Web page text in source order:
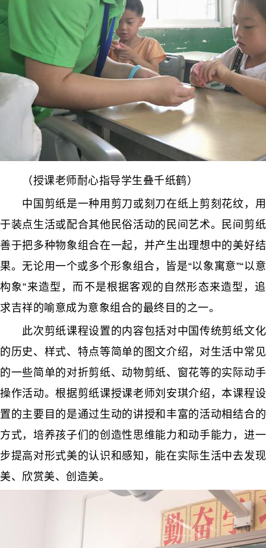
（授课老师耐心指导学生叠千纸鹤）
中国剪纸是一种用剪刀或刻刀在纸上剪刻花纹，用
于装点生活或配合其他民俗活动的民间艺术。民间剪纸
善于把多种物象组合在一起，并产生出理想中的美好结
果。无论用一个或多个形象组合，皆是“以象寓意”“以意
构象”来造型，而不是根据客观的自然形态来造型，追
求吉祥的喻意成为意象组合的最终目的之一。
此次剪纸课程设置的内容包括对中国传统剪纸文化
的历史、样式、特点等简单的图文介绍，对生活中常见
的一些简单的对折剪纸、动物剪纸、窗花等的实际动手
操作活动。根据剪纸课授课老师刘安琪介绍，本课程设
置的主要目的是通过生动的讲授和丰富的活动相结合的
方式，培养孩子们的创造性思维能力和动手能力，进一
步提高对形式美的认识和感知，能在实际生活中去发现
美、欣赏美、创造美。